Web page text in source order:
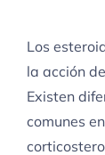
Los
la acción
Existen
comunes